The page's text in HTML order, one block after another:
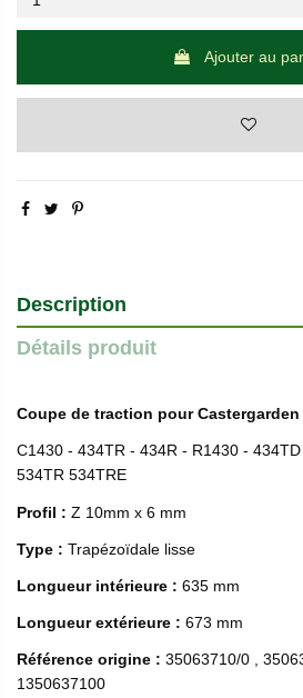
Ajouter au
Description
Détails produit
Coupe de traction pour
C1430 - 434TR - 434R - R1430 -
534TR 534TRE
Profil : Z 10mm x 6 mm
Type : Trapézoïdale lisse
Longueur intérieure : 635 mm
Longueur extérieure : 673 mm
Référence origine : 35063710/0 ,
1350637100